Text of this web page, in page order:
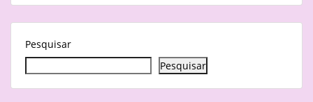
Pesquisar
Pesquisar